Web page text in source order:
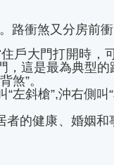
路衝煞又分房前衝
戶大門打開時，
這是最為典型的
煞”。
左斜槍”,沖右側叫
的健康、婚姻和